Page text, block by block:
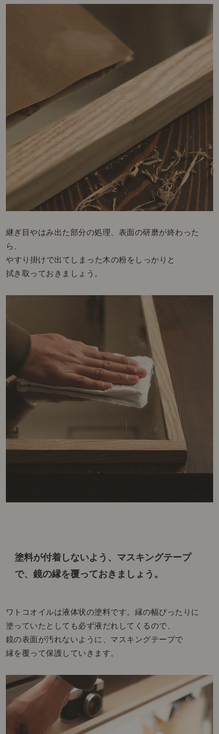
継ぎ目やはみ出た部分の処理、表面の研磨が終わった
ら、
やすり掛けで出てしまった木の粉をしっかりと
拭き取っておきましょう。
塗料が付着しないよう、 マスキングテープ
で、鏡の縁を覆っておきましょう。
ワトコオイルは液体状の塗料です。縁の幅ぴったりに
塗っていたとしても必ず液だれしてくるので、
鏡の表面が汚れないように、マスキングテープで
縁を覆って保護していきます。